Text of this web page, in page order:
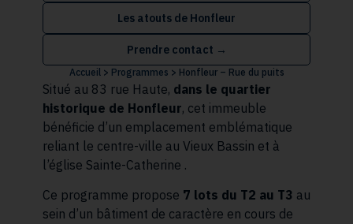
Accueil> Programmes > Honfleur – Rue du puits
Situé au 83 rue Haute, dans le quartier
historique de Honfleur, cet immeuble
bénéficie d’un emplacement emblématique
reliant le centre-ville au Vieux Bassin et à
l’église Sainte-Catherine .
Ce programme propose 7 lots du T2 au T3 au
sein d’un bâtiment de caractère en cours de
Les atouts de Honfleur
Prendre contact →